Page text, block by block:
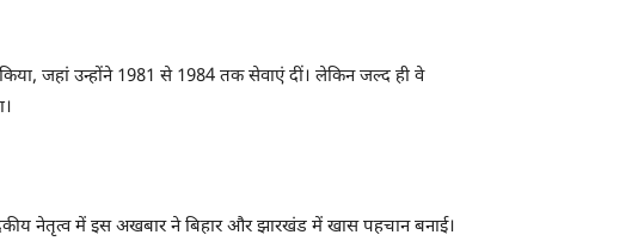
जहां उन्होंने 1981 से 1984 तक सेवाएं दीं। लेकिन जल्द ही वे
नेतृत्व में इस अखबार ने बिहार और झारखंड में खास पहचान बनाई।